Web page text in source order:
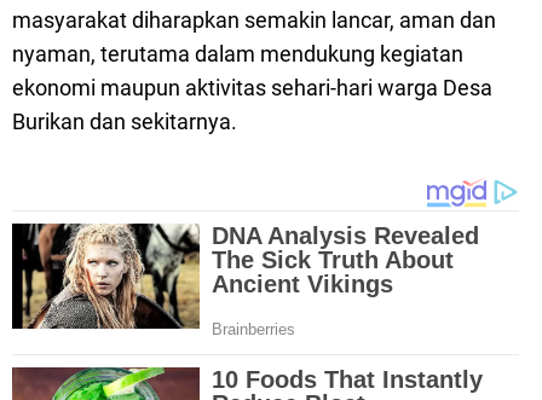
masyarakat diharapkan semakin lancar, aman dan
nyaman, terutama dalam mendukung kegiatan
ekonomi maupun aktivitas sehari-hari warga Desa
Burikan dan sekitarnya.